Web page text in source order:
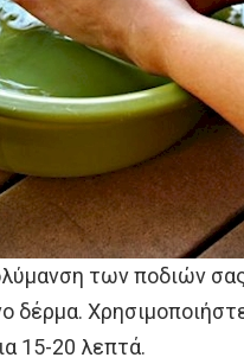
των ποδιών
δέρμα.
15-20 λεπτά.